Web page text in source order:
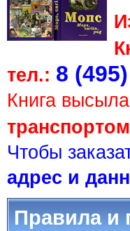
тел.: 8
Книга
Чтобы
адрес и
Правила и